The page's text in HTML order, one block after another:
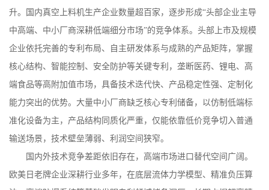
升。国内真空上料机生产企业数量超百家，逐步形成“头部企业主导
中高端、中小厂商深耕低端细分市场”的竞争体系。头部上市及规模
企业依托完善的专利布局、自主研发体系与成熟的产品矩阵，掌握
核心结构、智能控制、安全防护等关键专利，垄断医药、锂电、高
端食品等高附加值市场，具备技术迭代快、产品稳定性强、定制化
能力突出的优势。大量中小厂商缺乏核心专利储备，以仿制低端标
准化设备为主，产品结构同质化严重，仅能依靠低价竞争切入普通
输送场景，技术壁垒薄弱、利润空间狭窄。
国内外技术竞争差距依旧存在，高端市场进口替代空间广阔。
欧美日老牌企业深耕行业多年，在底层流体力学模型、精准负压算